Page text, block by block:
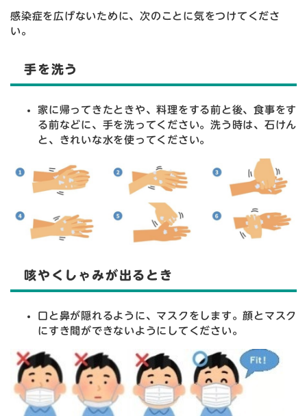
感染症を広げないために、次のことに気をつけてくださ
い。
手を洗う
家に帰ってきたときや、料理をする前と後、食事をす
る前などに、手を洗ってください。洗う時は、石けん
と、きれいな水を使ってください。
咳やくしゃみが出るとき
口と鼻が隠れるように、マスクをします。顔とマスク
にすき間ができないようにしてください。